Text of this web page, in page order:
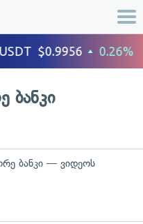
ბანკი
ბანკი — ვიდეოს